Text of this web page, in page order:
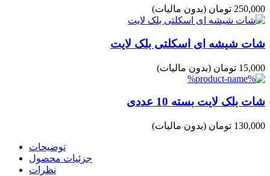
250,000 تومان (بدون مالیات)
شات شیشه ای اسکلتی بلک لایت
15,000 تومان (بدون مالیات)
شات بلک لایت بسته 10 عددی
130,000 تومان (بدون مالیات)
توضیحات
جزئیات محصول
نظرات